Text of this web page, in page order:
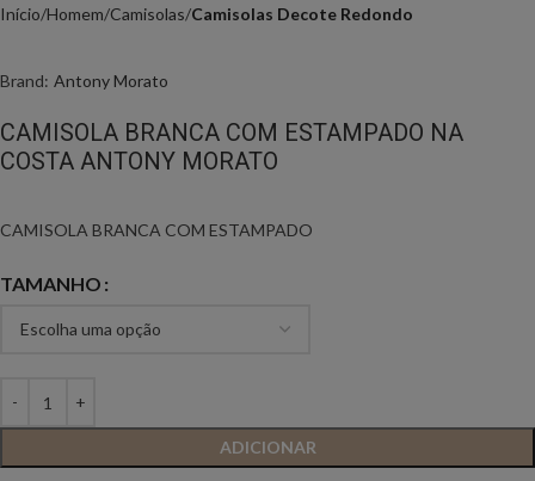
Início Homem Camisolas Camisolas Decote Redondo
Brand: Antony Morato
CAMISOLA BRANCA COM ESTAMPADO NA
COSTA ANTONY MORATO
CAMISOLA BRANCA COM ESTAMPADO
TAMANHO
ADICIONAR